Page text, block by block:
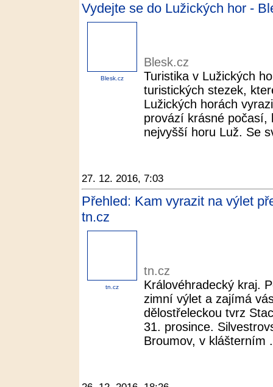
Vydejte se do Lužických hor -
Blesk.cz
Blesk.cz
Turistika v Lužických
turistických stezek,
Lužických horách
provází krásné počasí,
nejvyšší horu Luž. Se
27. 12. 2016, 7:03
Přehled: Kam vyrazit na výlet
tn.cz
tn.cz
tn.cz
Královéhradecký kraj.
zimní výlet a zajímá
dělostřeleckou tvrz
31. prosince.
Broumov, v klášterním